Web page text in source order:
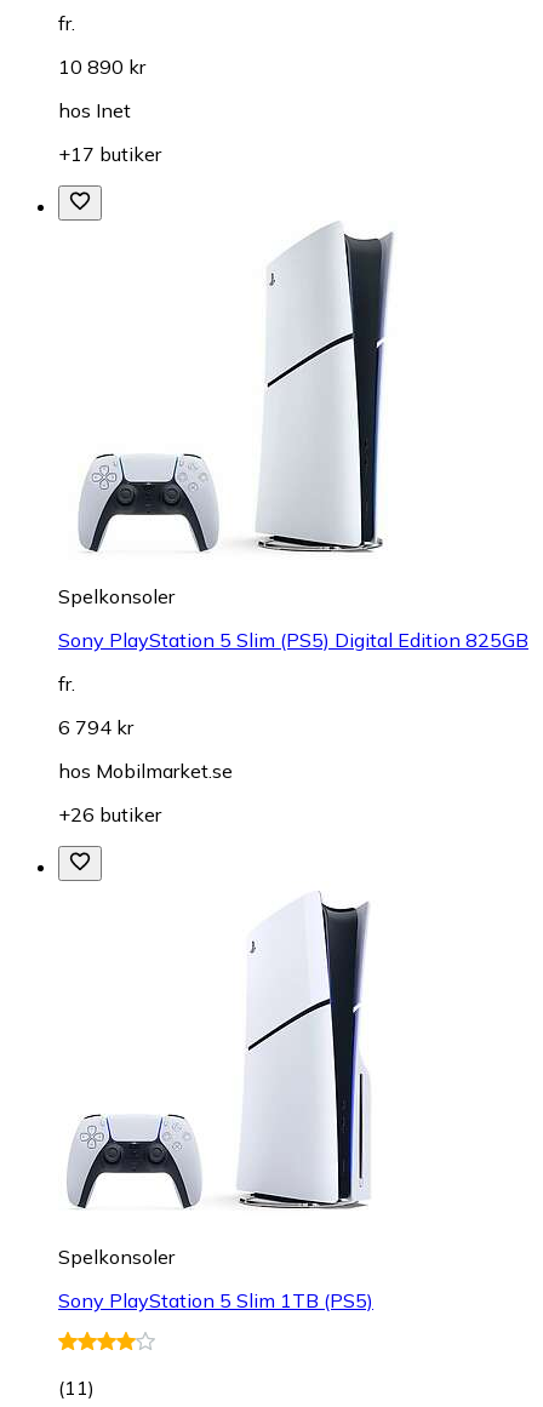
fr.
10 890 kr
hos Inet
+17 butiker
Spelkonsoler
Sony PlayStation 5 Slim (PS5) Digital Edition 825GB
fr.
6 794 kr
hos Mobilmarket.se
+26 butiker
Spelkonsoler
Sony PlayStation 5 Slim 1TB (PS5)
(11)